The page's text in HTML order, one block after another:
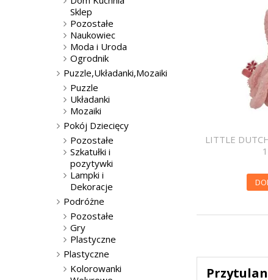
LITTLE
Sklep
Pozostałe
Naukowiec
Moda i Uroda
Ogrodnik
Puzzle,Układanki,Mozaiki
Puzzle
Układanki
Mozaiki
Pokój Dziecięcy
Pozostałe
Szkatułki i
pozytywki
Lampki i
Dekoracje
Podróżne
Pozostałe
Gry
Plastyczne
Plastyczne
Kolorowanki